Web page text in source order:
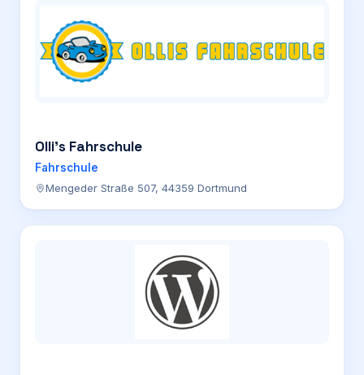
Olli’s Fahrschule
Fahrschule
Mengeder Straße 507, 44359 Dortmund